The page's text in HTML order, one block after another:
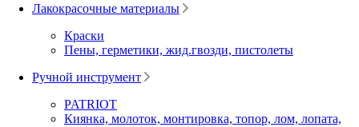
Лакокрасочные материалы
Краски
Пены, герметики, жид.гвозди, пистолеты
Ручной инструмент
PATRIOT
Киянка, молоток, монтировка, топор, лом, лопата,